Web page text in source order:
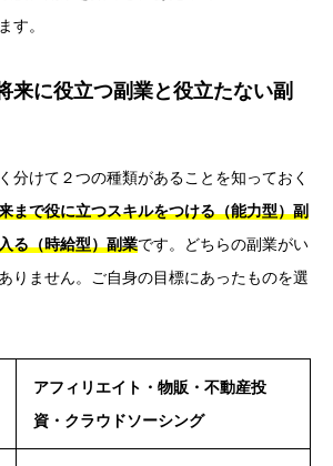
す。
に役立つ副業と役立たない副
分けて２つの種類があることを知っておく
まで役に立つスキルをつける（能力型）副
る（時給型）副業です。どちらの副業がい
りません。ご自身の目標にあったものを選
アフィリエイト・物販・不動産投
資・クラウドソーシング